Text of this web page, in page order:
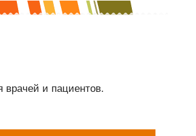
и пациентов.